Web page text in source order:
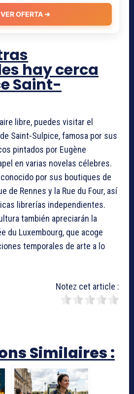
VER OFERTA ➔
hay cerca
Saint-
libre, puedes visitar el
Saint-Sulpice, famosa por sus
pintados por Eugène
en varias novelas célebres.
por sus boutiques de
de Rennes y la Rue du Four, así
librerías independientes.
también apreciarán la
du Luxembourg, que acoge
temporales de arte a lo
Notez cet article :
Similaires :